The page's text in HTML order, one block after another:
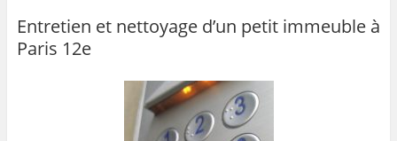
Entretien et nettoyage d’un petit immeuble à
Paris 12e